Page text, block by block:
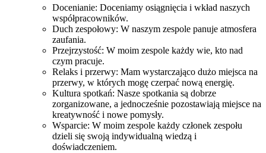
Docenianie: Doceniamy osiągnięcia i wkład naszych
współpracowników.
Duch zespołowy: W naszym zespole panuje atmosfera
zaufania.
Przejrzystość: W moim zespole każdy wie, kto nad
czym pracuje.
Relaks i przerwy: Mam wystarczająco dużo miejsca na
przerwy, w których mogę czerpać nową energię.
Kultura spotkań: Nasze spotkania są dobrze
zorganizowane, a jednocześnie pozostawiają miejsce na
kreatywność i nowe pomysły.
Wsparcie: W moim zespole każdy członek zespołu
dzieli się swoją indywidualną wiedzą i
doświadczeniem.